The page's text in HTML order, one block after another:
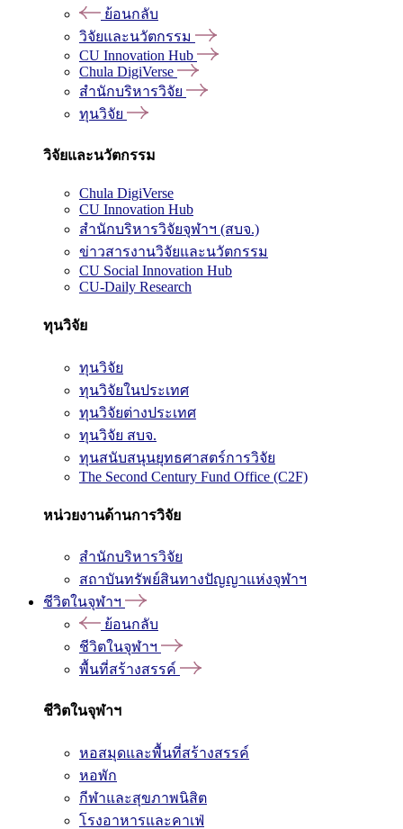
ย้อนกลับ
วิจัยและนวัตกรรม
CU Innovation Hub
Chula DigiVerse
สำนักบริหารวิจัย
ทุนวิจัย
วิจัยและนวัตกรรม
Chula DigiVerse
CU Innovation Hub
สำนักบริหารวิจัยจุฬาฯ (สบจ.)
ข่าวสารงานวิจัยและนวัตกรรม
CU Social Innovation Hub
CU-Daily Research
ทุนวิจัย
ทุนวิจัย
ทุนวิจัยในประเทศ
ทุนวิจัยต่างประเทศ
ทุนวิจัย สบจ.
ทุนสนับสนุนยุทธศาสตร์การวิจัย
The Second Century Fund Office (C2F)
หน่วยงานด้านการวิจัย
สำนักบริหารวิจัย
สถาบันทรัพย์สินทางปัญญาแห่งจุฬาฯ
ชีวิตในจุฬาฯ
ย้อนกลับ
ชีวิตในจุฬาฯ
พื้นที่สร้างสรรค์
ชีวิตในจุฬาฯ
หอสมุดและพื้นที่สร้างสรรค์
หอพัก
กีฬาและสุขภาพนิสิต
โรงอาหารและคาเฟ่